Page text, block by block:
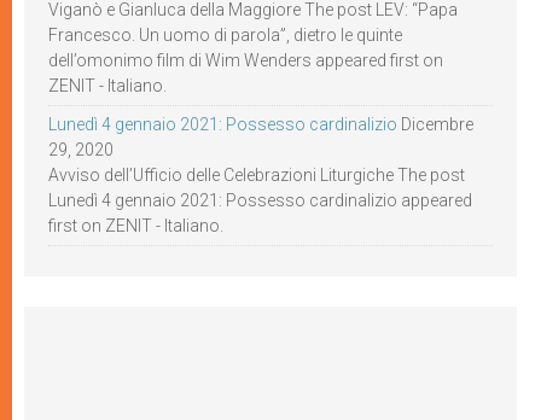
Viganò e Gianluca della Maggiore The post LEV: “Papa
Francesco. Un uomo di parola”, dietro le quinte
dell’omonimo film di Wim Wenders appeared first on
ZENIT - Italiano.
Lunedì 4 gennaio 2021: Possesso cardinalizio Dicembre
29, 2020
Avviso dell’Ufficio delle Celebrazioni Liturgiche The post
Lunedì 4 gennaio 2021: Possesso cardinalizio appeared
first on ZENIT - Italiano.